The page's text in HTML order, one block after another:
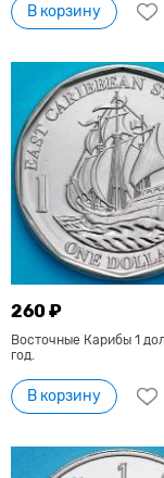
В корзину
260 ₽
Восточные Карибы 1
год.
В корзину